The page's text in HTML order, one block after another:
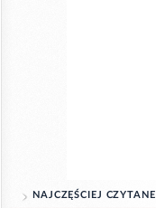
NAJCZĘŚCIEJ CZYTANE